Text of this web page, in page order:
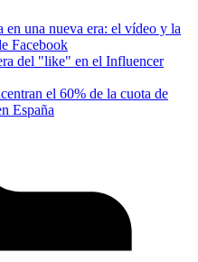
en una nueva era: el vídeo y la
Facebook
del "like" en el Influencer
el 60% de la cuota de
España